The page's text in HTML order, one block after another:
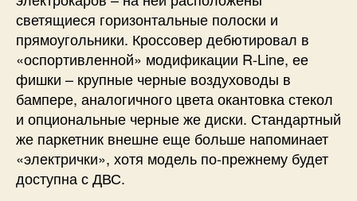
светящиеся горизонтальные полоски и
прямоугольники. Кроссовер дебютировал в
«оспортивленной» модификации R-Line, ее
фишки – крупные черные воздуховоды в
бампере, аналогичного цвета окантовка стекол
и опциональные черные же диски. Стандартный
же паркетник внешне еще больше напоминает
«электрички», хотя модель по-прежнему будет
доступна с ДВС.